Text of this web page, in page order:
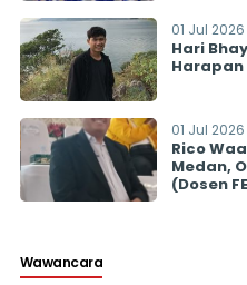
01 Jul 2026
Hari
Harapan
01 Jul 2026
Rico
Medan,
(Dosen
Wawancara